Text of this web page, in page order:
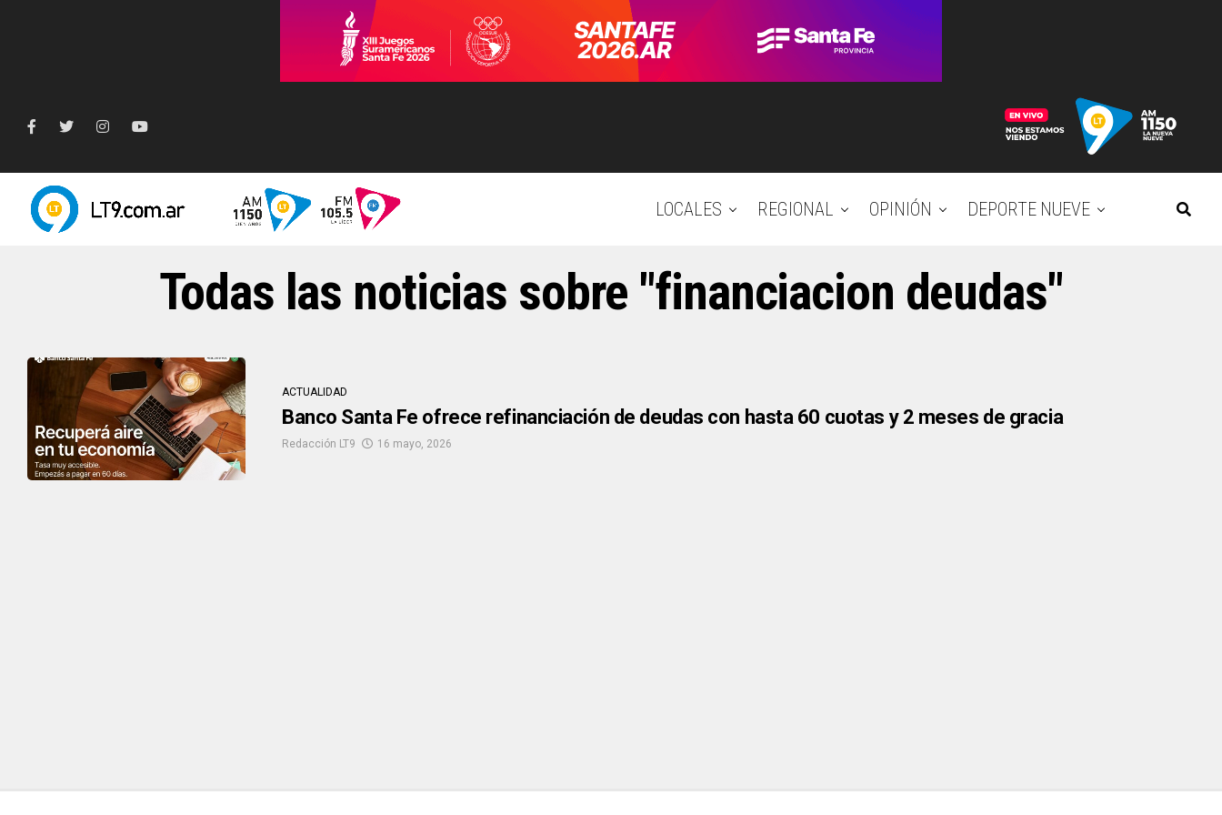
LOCALES REGIONAL OPINIÓN DEPORTE NUEVE
Todas las noticias sobre "financiacion deudas"
ACTUALIDAD
Banco Santa Fe ofrece refinanciación de deudas con hasta 60 cuotas y 2 meses de gracia
Redacción LT9 16 mayo, 2026